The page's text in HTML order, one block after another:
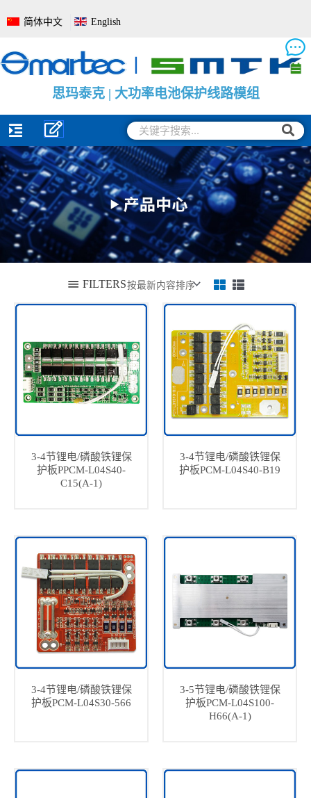
至
容
简体中文 English
思玛泰克 | 电池管理系统全面解决方
思玛泰克 | 大功率电池保护线路模组
思玛泰克 | 电池电量监测保护板
搜
索
搜
索
FILTERS
3-4节锂电/磷酸铁锂保
护板PPCM-L04S40-
C15(A-1)
3-4节锂电/磷酸铁锂保
护板PCM-L04S40-B19
3-4节锂电/磷酸铁锂保
护板PCM-L04S30-566
3-5节锂电/磷酸铁锂保
护板PCM-L04S100-
H66(A-1)